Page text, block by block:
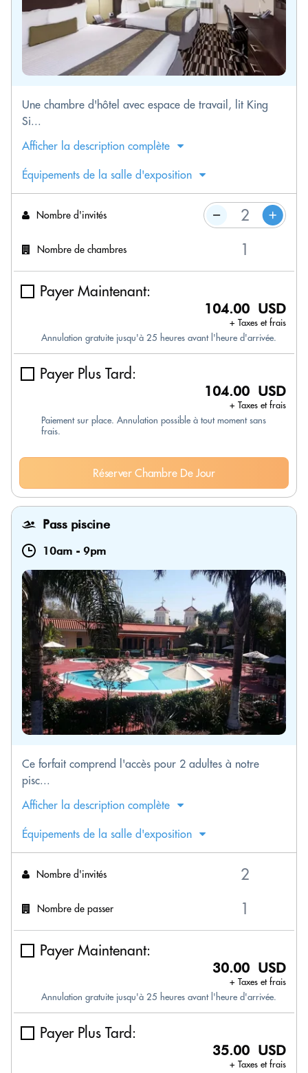
Une chambre d'hôtel avec espace de travail, lit King
Si...
Afficher la description complète
Équipements de la salle d'exposition
Nombre d'invités
Nombre de chambres
Payer Maintenant:
104.00 USD
+ Taxes et frais
Annulation gratuite jusqu'à 25 heures avant l'heure d'arrivée.
Payer Plus Tard:
104.00 USD
+ Taxes et frais
Paiement sur place. Annulation possible à tout moment sans
frais.
Réserver Chambre De Jour
Pass piscine
10am - 9pm
Ce forfait comprend l'accès pour 2 adultes à notre
pisc...
Afficher la description complète
Équipements de la salle d'exposition
Nombre d'invités
Nombre de passer
Payer Maintenant:
30.00 USD
+ Taxes et frais
Annulation gratuite jusqu'à 25 heures avant l'heure d'arrivée.
Payer Plus Tard:
35.00 USD
+ Taxes et frais